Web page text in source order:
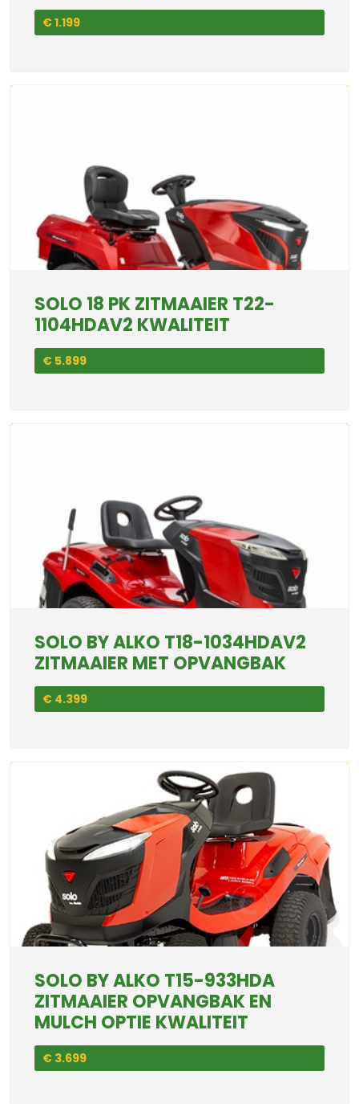
€ 1.199
SOLO 18 PK ZITMAAIER T22-
1104HDAV2 KWALITEIT
€ 5.899
SOLO BY ALKO T18-1034HDAV2
ZITMAAIER MET OPVANGBAK
€ 4.399
SOLO BY ALKO T15-933HDA
ZITMAAIER OPVANGBAK EN
MULCH OPTIE KWALITEIT
€ 3.699